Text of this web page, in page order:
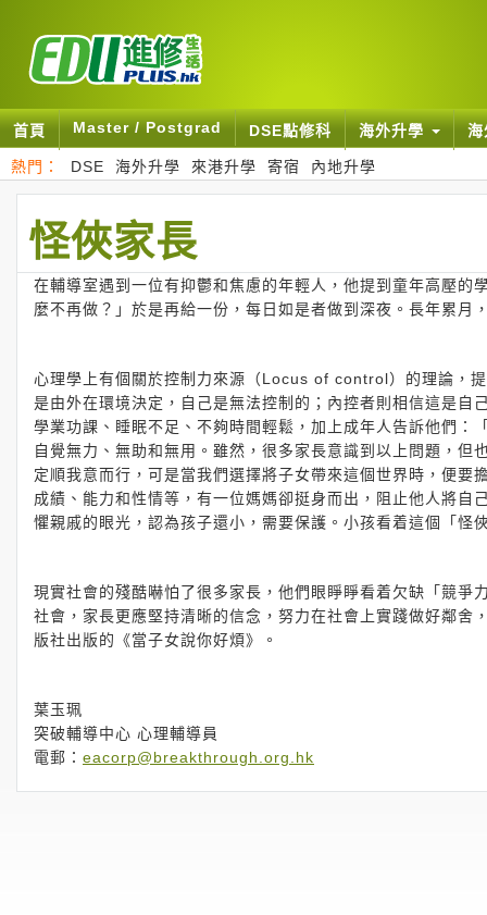
首頁 Master / Postgrad DSE點修科 海外升學
熱門： DSE 海外升學 來港升學 寄宿 內地升學
怪俠家長
在輔導室遇到一位有抑鬱和焦慮的年輕人，他提到童年高壓
麼不再做？」於是再給一份，每日如是者做到深夜。長年累月
心理學上有個關於控制力來源（Locus of control）的理論，
是由外在環境決定，自己是無法控制的；內控者則相信這是
學業功課、睡眠不足、不夠時間輕鬆，加上成年人告訴他們
自覺無力、無助和無用。雖然，很多家長意識到以上問題，
定順我意而行，可是當我們選擇將子女帶來這個世界時，便
成績、能力和性情等，有一位媽媽卻挺身而出，阻止他人將
懼親戚的眼光，認為孩子還小，需要保護。小孩看着這個「怪
現實社會的殘酷嚇怕了很多家長，他們眼睜睜看着欠缺「競
社會，家長更應堅持清晰的信念，努力在社會上實踐做好鄰
版社出版的《當子女說你好煩》。
葉玉珮
突破輔導中心 心理輔導員
電郵： eacorp@breakthrough.org.hk